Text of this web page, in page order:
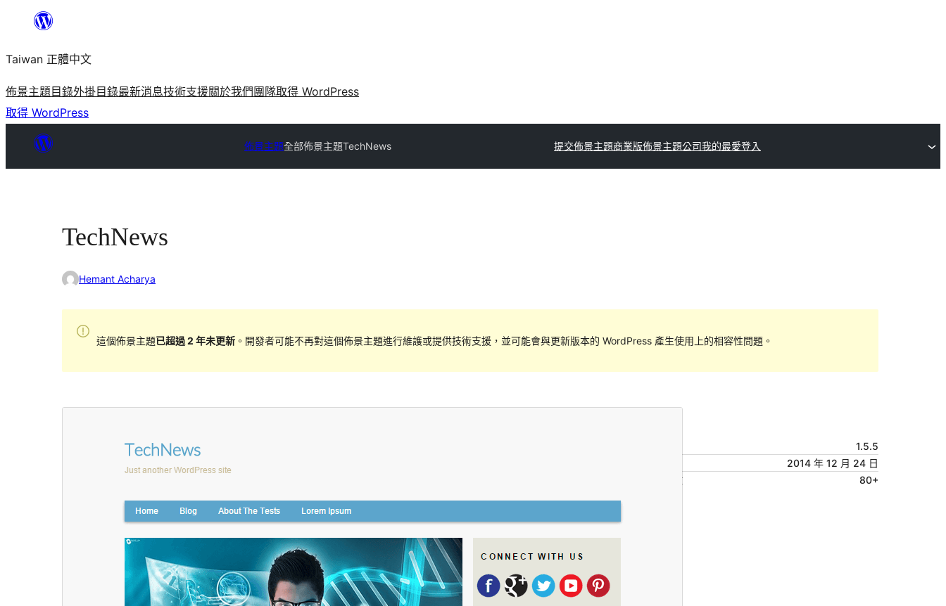
主
要
內
容
Taiwan 正體中文
佈景主題目錄外掛目錄最新消息技術支援關於我們 團隊取得 WordPress
取得 WordPress
佈景主題全部佈景主題TechNews 提交佈景主題商業版佈景主題公司我的最愛登入
TechNews
Hemant Acharya
這個佈景主題已超過 2 年未更新。開發者可能不再對這個佈景主題進行維護或提供技術支援，並可能會與更新版本的 WordPress 產生使用上的相容性問題。
1.5.5
2014 年 12 月 24 日
啟用安裝數
80+